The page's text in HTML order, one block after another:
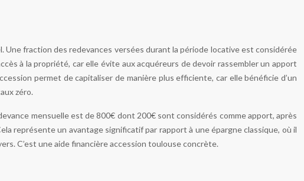
Une fraction des redevances versées durant la période locative est considérée
à la propriété, car elle évite aux acquéreurs de devoir rassembler un apport
permet de capitaliser de manière plus efficiente, car elle bénéficie d’un
zéro.
mensuelle est de 800€ dont 200€ sont considérés comme apport, après
représente un avantage significatif par rapport à une épargne classique, où il
C’est une aide financière accession toulouse concrète.